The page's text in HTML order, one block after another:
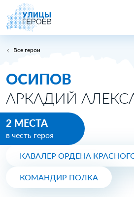
Все герои
ОСИПОВ
АРКАДИЙ
2 МЕСТА
в честь героя
КАВАЛЕР ОРДЕНА
КОМАНДИР ПОЛКА